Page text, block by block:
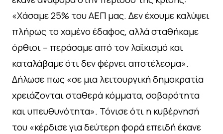
«Χάσαμε 25% του ΑΕΠ μας. Δεν έχουμε καλύψει
πλήρως το χαμένο έδαφος, αλλά σταθήκαμε
όρθιοι – περάσαμε από τον λαϊκισμό και
καταλάβαμε ότι δεν φέρνει αποτέλεσμα».
Δήλωσε πως «σε μια λειτουργική δημοκρατία
χρειάζονται σταθερά κόμματα, σοβαρότητα
και υπευθυνότητα». Τόνισε ότι η κυβέρνησή
του «κέρδισε για δεύτερη φορά επειδή έκανε